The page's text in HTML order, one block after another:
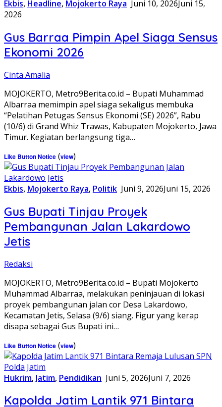
Ekbis, Headline, Mojokerto Raya Juni 10, 2026Juni 15,
2026
Gus Barraa Pimpin Apel Siaga Sensus
Ekonomi 2026
Cinta Amalia
MOJOKERTO, Metro9Berita.co.id – Bupati Muhammad
Albarraa memimpin apel siaga sekaligus membuka
“Pelatihan Petugas Sensus Ekonomi (SE) 2026”, Rabu
(10/6) di Grand Whiz Trawas, Kabupaten Mojokerto, Jawa
Timur. Kegiatan berlangsung tiga…
Like Button Notice (view)
Ekbis, Mojokerto Raya, Politik Juni 9, 2026Juni 15, 2026
Gus Bupati Tinjau Proyek
Pembangunan Jalan Lakardowo
Jetis
Redaksi
MOJOKERTO, Metro9Berita.co.id – Bupati Mojokerto
Muhammad Albarraa, melakukan peninjauan di lokasi
proyek pembangunan jalan cor Desa Lakardowo,
Kecamatan Jetis, Selasa (9/6) siang. Figur yang kerap
disapa sebagai Gus Bupati ini…
Like Button Notice (view)
Hukrim, Jatim, Pendidikan Juni 5, 2026Juni 7, 2026
Kapolda Jatim Lantik 971 Bintara